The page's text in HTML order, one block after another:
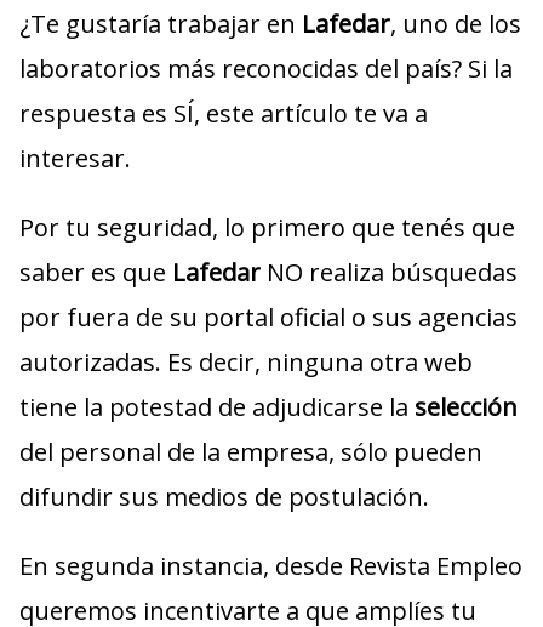
¿Te gustaría trabajar en Lafedar, uno de los
laboratorios más reconocidas del país? Si la
respuesta es SÍ, este artículo te va a
interesar.
Por tu seguridad, lo primero que tenés que
saber es que Lafedar NO realiza búsquedas
por fuera de su portal oficial o sus agencias
autorizadas. Es decir, ninguna otra web
tiene la potestad de adjudicarse la selección
del personal de la empresa, sólo pueden
difundir sus medios de postulación.
En segunda instancia, desde Revista Empleo
queremos incentivarte a que amplíes tu